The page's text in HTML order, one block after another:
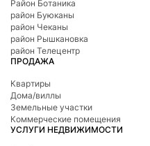
Район Ботаникa
район Буюканы
район Чеканы
район Рышкановка
район Телецентр
ПРОДАЖА
Квартиры
Дома/виллы
Земельные участки
Коммерческие помещения
УСЛУГИ НЕДВИЖИМОСТИ